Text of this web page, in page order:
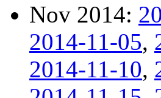
Nov 2014:
2014-11-05,
2014-11-10,